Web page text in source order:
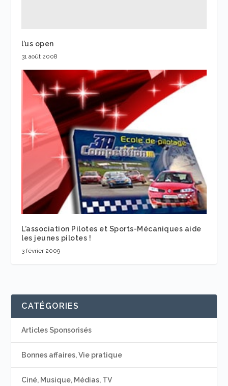
l’us open
31 août 2008
L’association Pilotes et Sports-Mécaniques aide
les jeunes pilotes !
3 février 2009
CATÉGORIES
Articles Sponsorisés
Bonnes affaires, Vie pratique
Ciné, Musique, Médias, TV